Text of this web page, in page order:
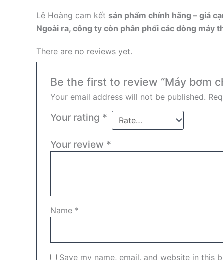
Lê Hoàng cam kết sản phẩm chính hãng – giá
Ngoài ra, công ty còn phân phối các dòng máy
There are no reviews yet.
Be the first to review “Máy bơm
Your email address will not be published.
Your rating *
Your review *
Name *
Save my name, email, and website in this